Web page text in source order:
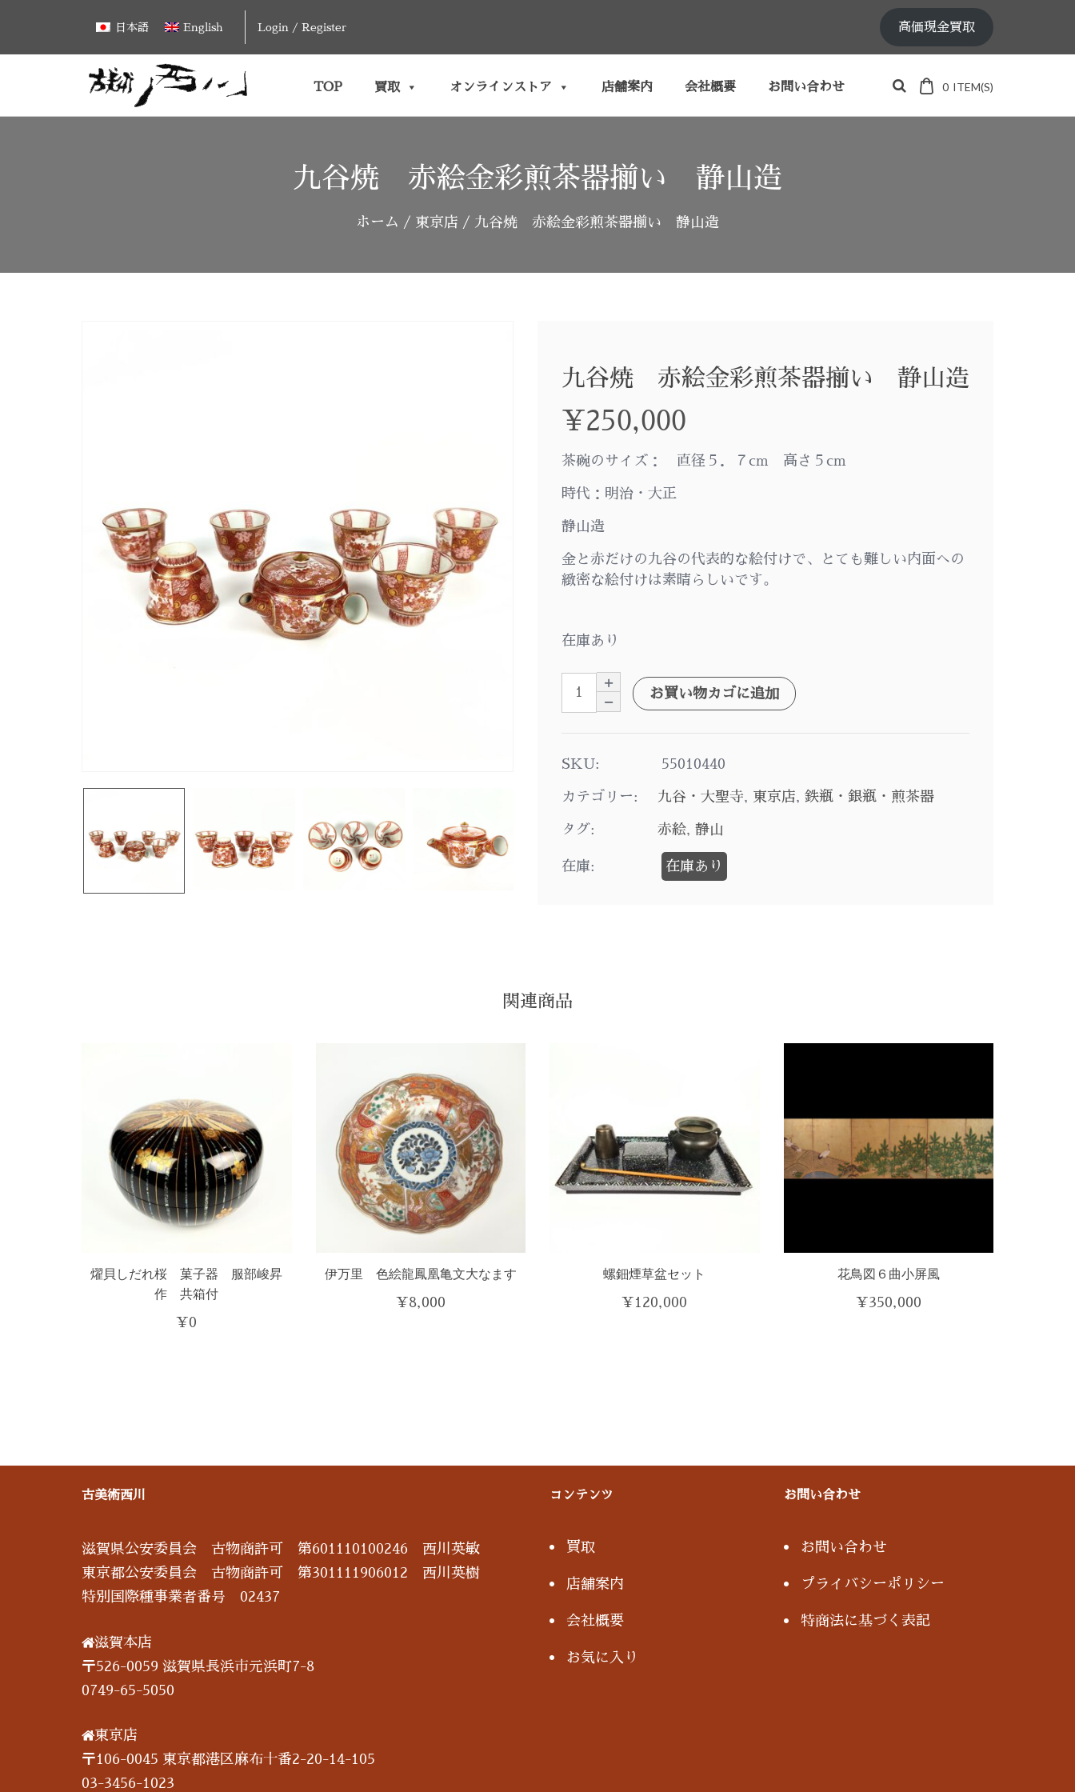
content
日本語 English Login / Register 高価現金買取
TOP 買取 オンラインストア 店舗案内 会社概要 お問い合わせ 0 ITEM(S)
九谷焼 赤絵金彩煎茶器揃い 静山造
ホーム / 東京店 / 九谷焼 赤絵金彩煎茶器揃い 静山造
九谷焼 赤絵金彩煎茶器揃い 静山造
¥ 250,000
茶碗のサイズ： 直径５．７cm 高さ５cm
時代：明治・大正
静山造
金と赤だけの九谷の代表的な絵付けで、とても難しい内面への
緻密な絵付けは素晴らしいです。
在庫あり
お買い物カゴに追加
SKU: 55010440
カテゴリー: 九谷・大聖寺, 東京店, 鉄瓶・銀瓶・煎茶器
タグ: 赤絵, 静山
在庫: 在庫あり
関連商品
燿貝しだれ桜 菓子器 服部峻昇
作 共箱付
¥ 0
伊万里 色絵龍鳳凰亀文大なます
¥ 8,000
螺鈿煙草盆セット
¥ 120,000
花鳥図６曲小屏風
¥ 350,000
古美術西川
滋賀県公安委員会 古物商許可 第601110100246 西川英敏
東京都公安委員会 古物商許可 第301111906012 西川英樹
特別国際種事業者番号 02437
滋賀本店
〒526-0059 滋賀県長浜市元浜町7-8
0749-65-5050
東京店
〒106-0045 東京都港区麻布十番2-20-14-105
03-3456-1023
コンテンツ
買取
店舗案内
会社概要
お気に入り
お問い合わせ
お問い合わせ
プライバシーポリシー
特商法に基づく表記